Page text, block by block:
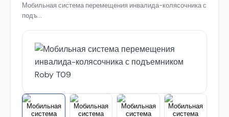
Мобильная система перемещения инвалида-колясочника с
подъ...